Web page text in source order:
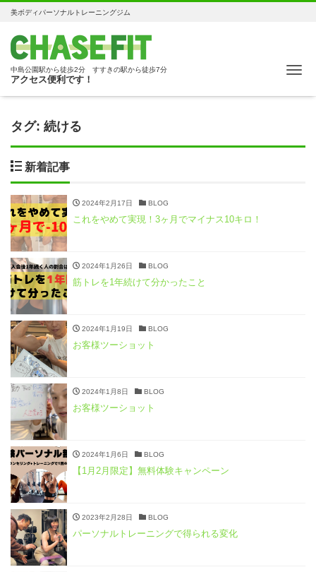
美ボディパーソナルトレーニングジム
中島公園駅から徒歩2分 すすきの駅から徒歩7分
アクセス便利です！
タグ: 続ける
新着記事
2024年2月17日 BLOG
これをやめて実現！3ヶ月でマイナス10キロ！
2024年1月26日 BLOG
筋トレを1年続けて分かったこと
2024年1月19日 BLOG
お客様ツーショット
2024年1月8日 BLOG
お客様ツーショット
2024年1月6日 BLOG
【1月2月限定】無料体験キャンペーン
2023年2月28日 BLOG
パーソナルトレーニングで得られる変化